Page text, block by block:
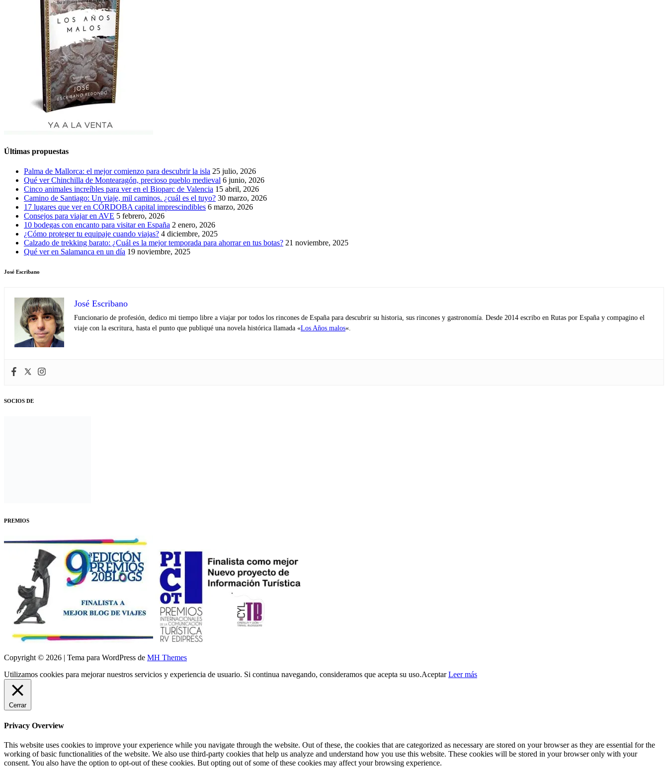
Últimas propuestas
Palma de Mallorca: el mejor comienzo para descubrir la isla 25 julio, 2026
Qué ver Chinchilla de Montearagón, precioso pueblo medieval 6 junio, 2026
Cinco animales increíbles para ver en el Bioparc de Valencia 15 abril, 2026
Camino de Santiago: Un viaje, mil caminos. ¿cuál es el tuyo? 30 marzo, 2026
17 lugares que ver en CÓRDOBA capital imprescindibles 6 marzo, 2026
Consejos para viajar en AVE 5 febrero, 2026
10 bodegas con encanto para visitar en España 2 enero, 2026
¿Cómo proteger tu equipaje cuando viajas? 4 diciembre, 2025
Calzado de trekking barato: ¿Cuál es la mejor temporada para ahorrar en tus botas? 21 noviembre, 2025
Qué ver en Salamanca en un día 19 noviembre, 2025
José Escribano
José Escribano
Funcionario de profesión, dedico mi tiempo libre a viajar por todos los rincones de España para descubrir su historia, sus rincones y gastronomía. Desde 2014 escribo en Rutas por España y compagino el
viaje con la escritura, hasta el punto que publiqué una novela histórica llamada «Los Años malos«.
SOCIOS DE
PREMIOS
Copyright © 2026 | Tema para WordPress de MH Themes
Utilizamos cookies para mejorar nuestros servicios y experiencia de usuario. Si continua navegando, consideramos que acepta su uso.Aceptar Leer más
Cerrar
Privacy Overview
This website uses cookies to improve your experience while you navigate through the website. Out of these, the cookies that are categorized as necessary are stored on your browser as they are essential for the
working of basic functionalities of the website. We also use third-party cookies that help us analyze and understand how you use this website. These cookies will be stored in your browser only with your
consent. You also have the option to opt-out of these cookies. But opting out of some of these cookies may affect your browsing experience.